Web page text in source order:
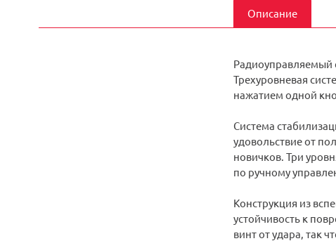
Описание
Радиоуправляемый
Трехуровневая
нажатием одной
Система
удовольствие от
новичков. Три
по ручному
Конструкция из
устойчивость к
винт от удара, так